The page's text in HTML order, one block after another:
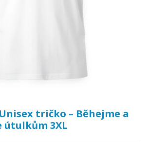
tričko – Běhejme a
útulkům 3XL